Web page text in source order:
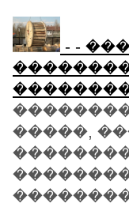
- -
�����,
�����ܻ,